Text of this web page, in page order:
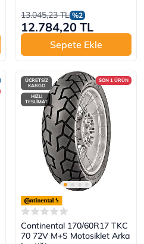
13.045,23 TL %2
12.784,20 TL
Sepete Ekle
ÜCRETSİZ
KARGO
HIZLI
TESLİMAT
SON 1 ÜRÜN
Continental 170/60R17 TKC
70 72V M+S Motosiklet Arka